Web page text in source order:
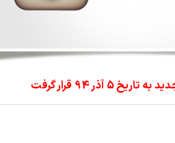
5 آذر 94 قرار گرفت